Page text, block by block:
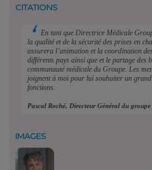
CITATIONS
En tant que Directrice Médicale
la qualité et de la sécurité des prises en
assurera l’animation et la coordination
différents pays ainsi que et le partage des
communauté médicale du Groupe. Les
joignent à moi pour lui souhaiter un grand
fonctions.
Pascal Roché, Directeur Général du groupe
IMAGES